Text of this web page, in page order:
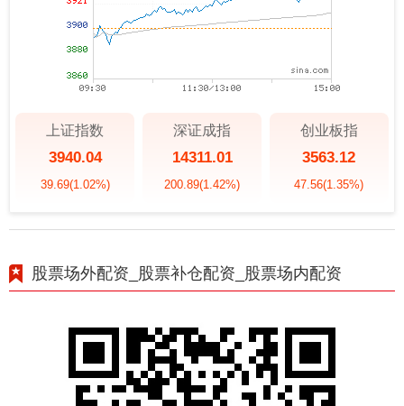
上证指数
3940.04
39.69(1.02%)
深证成指
14311.01
200.89(1.42%)
创业板指
3563.12
47.56(1.35%)
股票场外配资_股票补仓配资_股票场内配资